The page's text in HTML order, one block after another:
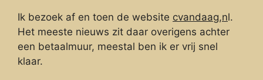
Ik bezoek af en toen de website cvandaag,nl.
Het meeste nieuws zit daar overigens achter
een betaalmuur, meestal ben ik er vrij snel
klaar.